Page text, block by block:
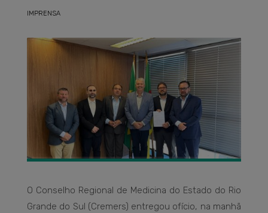
IMPRENSA
O Conselho Regional de Medicina do Estado do Rio
Grande do Sul (Cremers) entregou ofício, na manhã